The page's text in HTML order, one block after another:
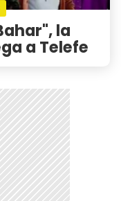
la
a Telefe